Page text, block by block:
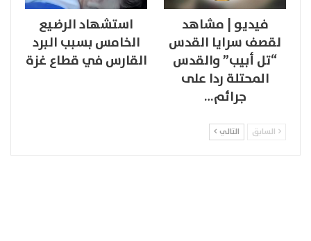
فيديو | مشاهد
لقصف سرايا القدس
“تل أبيب” والقدس
المحتلة ردا على
جرائم…
استشهاد الرضيع
الخامس بسبب البرد
القارس في قطاع غزة
السابق التالي